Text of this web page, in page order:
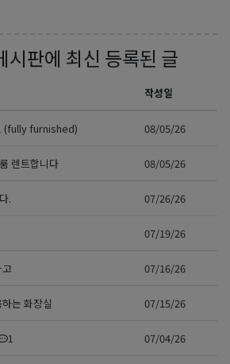
시판에 최신 등록된 글
작성일
(fully furnished) 08/05/26
렌트합니다 08/05/26
. 07/26/26
07/19/26
07/16/26
는 화장실 07/15/26
1 07/04/26